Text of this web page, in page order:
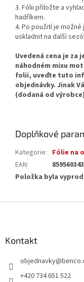
3. Fólii přiložte a
hadříkem.
4. Po použití je
uskladnit na další
Uvedená cena je za
náhodném mixu
folii, uveďte tuto
objednávky. Jinak
(dodaná od
Doplňkové
Kategorie: Fólie na
EAN:
Položka byla
Kontakt
objednavky@
+420 734 651 522